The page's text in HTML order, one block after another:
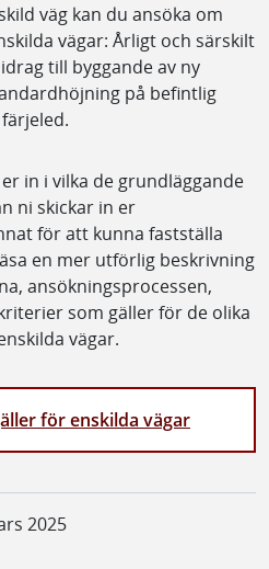
väg kan du ansöka om
vägar: Årligt och särskilt
till byggande av ny
på befintlig
in i vilka de grundläggande
ni skickar in er
för att kunna fastställa
en mer utförlig beskrivning
ansökningsprocessen,
som gäller för de olika
vägar.
för enskilda vägar
2025